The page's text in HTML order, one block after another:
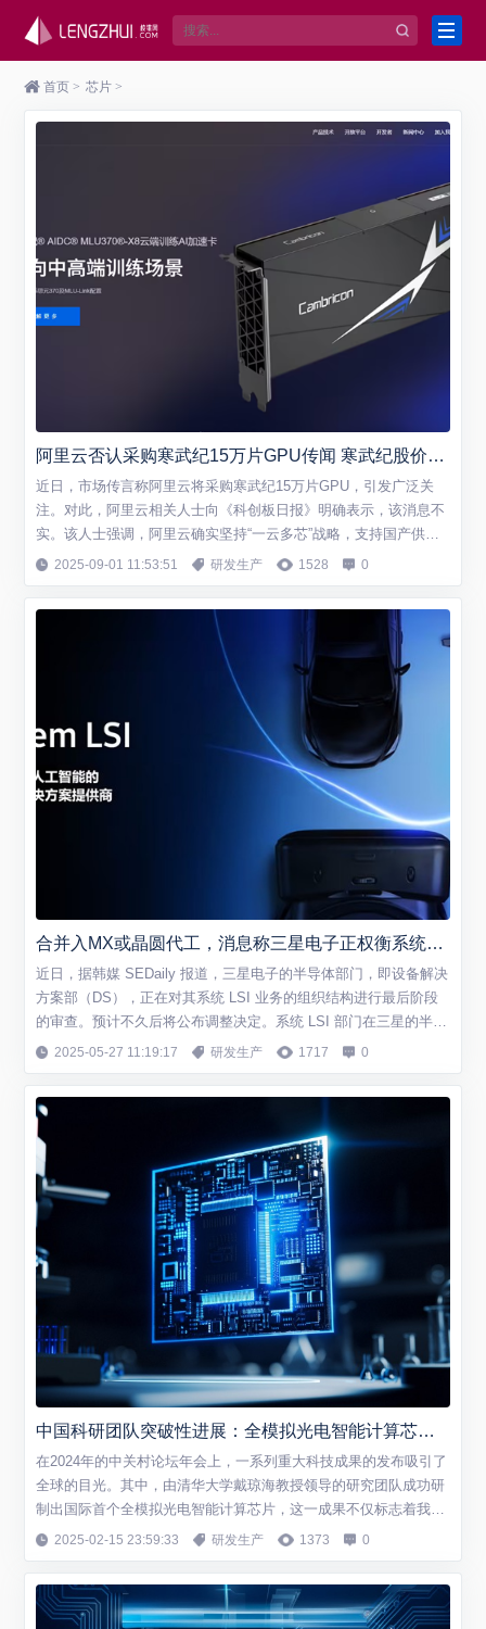
首页 > 芯片 >
阿里云否认采购寒武纪15万片GPU传闻 寒武纪股价创新高引关注
近日，市场传言称阿里云将采购寒武纪15万片GPU，引发广泛关
注。对此，阿里云相关人士向《科创板日报》明确表示，该消息不
实。该人士强调，阿里云确实坚持“一云多芯”战略，支持国产供应
链发展，但所谓大规模采购寒武纪GPU的传闻与事实不符。 这一
2025-09-01 11:53:51 研发生产 1528 0
合并入MX或晶圆代工，消息称三星电子正权衡系统LSI部门未来
近日，据韩媒 SEDaily 报道，三星电子的半导体部门，即设备解决
方案部（DS），正在对其系统 LSI 业务的组织结构进行最后阶段
的审查。预计不久后将公布调整决定。系统 LSI 部门在三星的半导
体业务中主要负责芯片的设计工作，其重要任务之一是为移动体验
（MX）部门开发 Exynos 系列手机系统级芯片（SoC）。 然而，
近年来由于多种因素的影响，Exynos 2x00 应用处理器在三...
2025-05-27 11:19:17 研发生产 1717 0
中国科研团队突破性进展：全模拟光电智能计算芯片引领AI算力革命
在2024年的中关村论坛年会上，一系列重大科技成果的发布吸引了
全球的目光。其中，由清华大学戴琼海教授领导的研究团队成功研
制出国际首个全模拟光电智能计算芯片，这一成果不仅标志着我国
在人工智能硬件领域取得了重要突破，同时也为未来的智能计算开
辟了新的道路。 全模拟光电智能计算芯片的技术亮点 这款名为“清
华芯”的全模拟光电智能计算芯片，采用了先进的光学和电子学原理
相结合的设计理念，实现了对传统...
2025-02-15 23:59:33 研发生产 1373 0